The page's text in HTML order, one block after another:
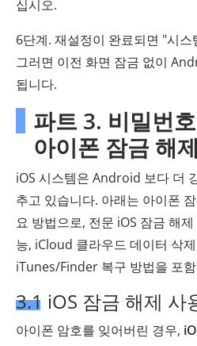
십시오.
6단계. 재설정이 완료되면 "시
그러면 이전 화면 잠금 없이
됩니다.
파트 3. 비밀번
아이폰 잠금 해
iOS 시스템은 Android 보다 더
추고 있습니다. 아래는 아이폰
요 방법으로, 전문 iOS 잠금 해
능, iCloud 클라우드 데이터 삭
iTunes/Finder 복구 방법을 포
3.1 iOS 잠금 해제 사
아이폰 암호를 잊어버린 경우,